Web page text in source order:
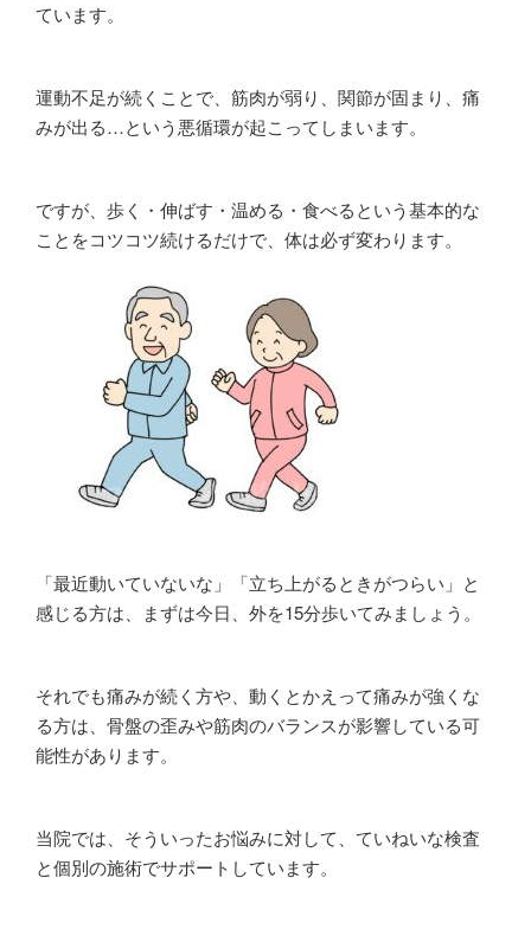
ています。
運動不足が続くことで、筋肉が弱り、関節が固まり、痛
みが出る…という悪循環が起こってしまいます。
ですが、歩く・伸ばす・温める・食べるという基本的な
ことをコツコツ続けるだけで、体は必ず変わります。
「最近動いていないな」「立ち上がるときがつらい」と
感じる方は、まずは今日、外を15分歩いてみましょう。
それでも痛みが続く方や、動くとかえって痛みが強くな
る方は、骨盤の歪みや筋肉のバランスが影響している可
能性があります。
当院では、そういったお悩みに対して、ていねいな検査
と個別の施術でサポートしています。